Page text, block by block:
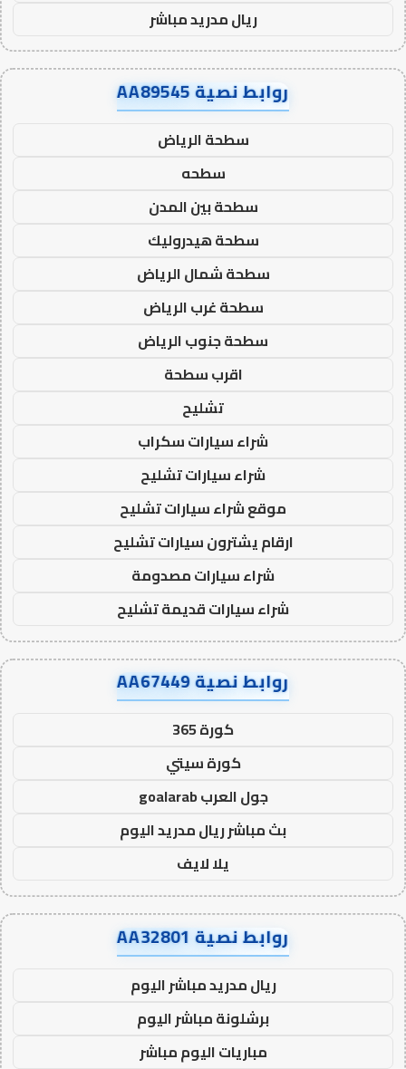
ريال مدريد مباشر
روابط نصية AA89545
سطحة الرياض
سطحه
سطحة بين المدن
سطحة هيدروليك
سطحة شمال الرياض
سطحة غرب الرياض
سطحة جنوب الرياض
اقرب سطحة
تشليح
شراء سيارات سكراب
شراء سيارات تشليح
موقع شراء سيارات تشليح
ارقام يشترون سيارات تشليح
شراء سيارات مصدومة
شراء سيارات قديمة تشليح
روابط نصية AA67449
كورة 365
كورة سيتي
جول العرب goalarab
بث مباشر ريال مدريد اليوم
يلا لايف
روابط نصية AA32801
ريال مدريد مباشر اليوم
برشلونة مباشر اليوم
مباريات اليوم مباشر